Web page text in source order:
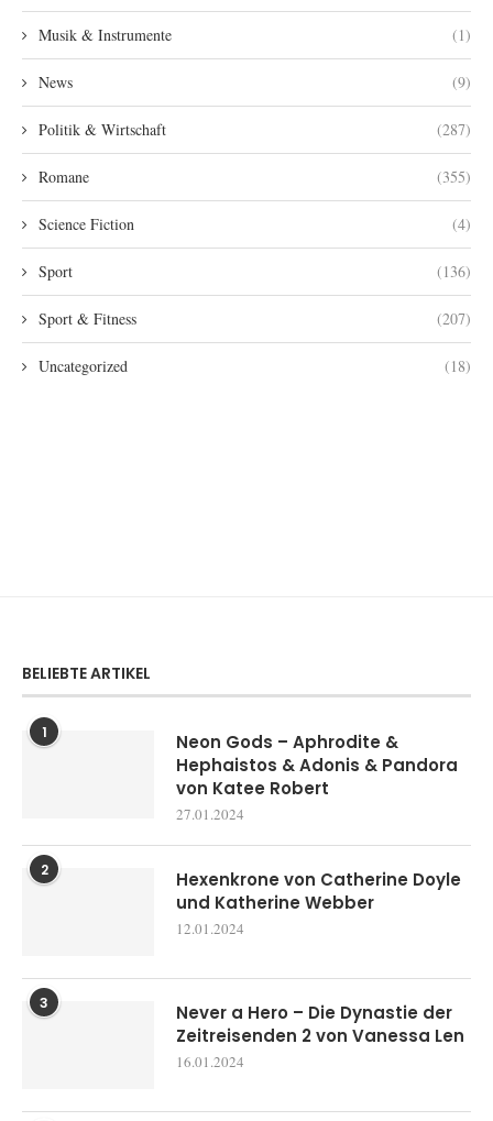
Musik & Instrumente (1)
News (9)
Politik & Wirtschaft (287)
Romane (355)
Science Fiction (4)
Sport (136)
Sport & Fitness (207)
Uncategorized (18)
BELIEBTE ARTIKEL
1
Neon Gods – Aphrodite &
Hephaistos & Adonis & Pandora
von Katee Robert
27.01.2024
2
Hexenkrone von Catherine Doyle
und Katherine Webber
12.01.2024
3
Never a Hero – Die Dynastie der
Zeitreisenden 2 von Vanessa Len
16.01.2024